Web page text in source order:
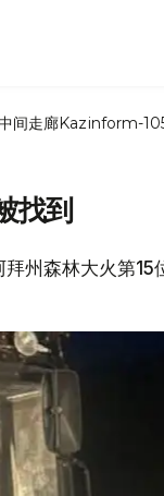
间走廊Kazinform-
找到
州森林大火第15